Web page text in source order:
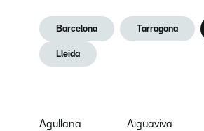
Barcelona Tarragona
Lleida
Agullana Aiguaviva